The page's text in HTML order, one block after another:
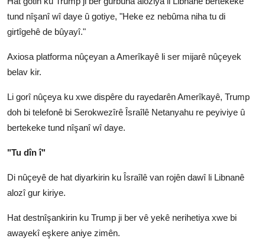
tund nîşanî wî daye û gotiye, "Heke ez nebûma niha tu di
girtîgehê de bûyayî."
Axiosa platforma nûçeyan a Amerîkayê li ser mijarê nûçeyek
belav kir.
Li gorî nûçeya ku xwe dispêre du rayedarên Amerîkayê, Trump
doh bi telefonê bi Serokwezîrê Îsraîlê Netanyahu re peyiviye û
bertekeke tund nîşanî wî daye.
"Tu dîn î"
Di nûçeyê de hat diyarkirin ku Îsraîlê van rojên dawî li Libnanê
alozî gur kiriye.
Hat destnîşankirin ku Trump ji ber vê yekê nerihetiya xwe bi
awayekî eşkere aniye zimên.